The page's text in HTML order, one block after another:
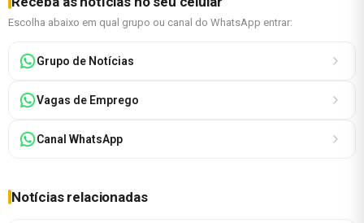
Escolha abaixo em qual grupo ou canal do WhatsApp entrar:
Grupo de Notícias
Vagas de Emprego
Canal WhatsApp
Notícias relacionadas